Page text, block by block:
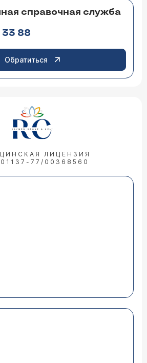
справочная служба
33 88
Обратиться
ЛИЦЕНЗИЯ
77/00368560